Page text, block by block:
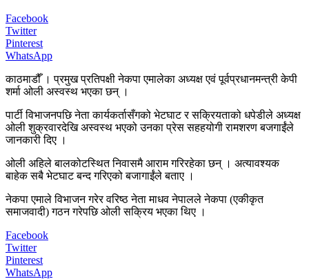
Facebook
Twitter
Pinterest
WhatsApp
काठमाडौँ । प्रमुख प्रतिपक्षी नेकपा एमालेका अध्यक्ष एवं पूर्वप्रधानमन्त्री केपी
शर्मा ओली अस्वस्थ भएका छन् ।
पार्टी विभाजनपछि नेता कार्यकर्तासँगको भेटघाट र सक्रियताको धपेडीले अध्यक्ष
ओली शुक्रवारदेखि अस्वस्थ भएको उनका प्रेस सहहयोगी रामशरण बजगाईंले
जानकारी दिए ।
ओली अहिले बालकोटस्थित निवासमै आराम गरिरहेका छन् । अत्यावश्यक
बाहेक सबै भेटघाट बन्द गरिएको बजागाईंले बताए ।
नेकपा एमाले विभाजन गरेर वरिष्ठ नेता माधव नेपालले नेकपा (एकीकृत
समाजवादी) गठन गरेपछि ओली सक्रिय भएका थिए ।
Facebook
Twitter
Pinterest
WhatsApp